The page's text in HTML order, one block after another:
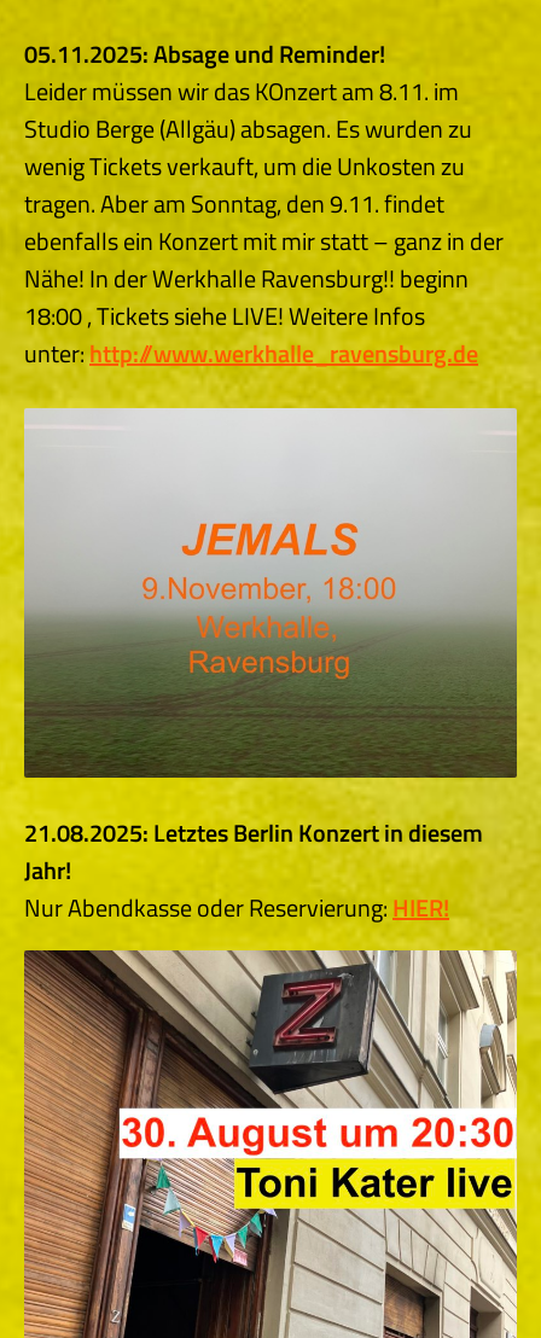
05.11.2025: Absage und Reminder!
Leider müssen wir das KOnzert am 8.11. im
Studio Berge (Allgäu) absagen. Es wurden zu
wenig Tickets verkauft, um die Unkosten zu
tragen. Aber am Sonntag, den 9.11. findet
ebenfalls ein Konzert mit mir statt – ganz in der
Nähe! In der Werkhalle Ravensburg!! beginn
18:00 , Tickets siehe LIVE! Weitere Infos
unter:http://www.werkhalle_ravensburg.de
21.08.2025: Letztes Berlin Konzert in diesem
Jahr!
Nur Abendkasse oder Reservierung:HIER!